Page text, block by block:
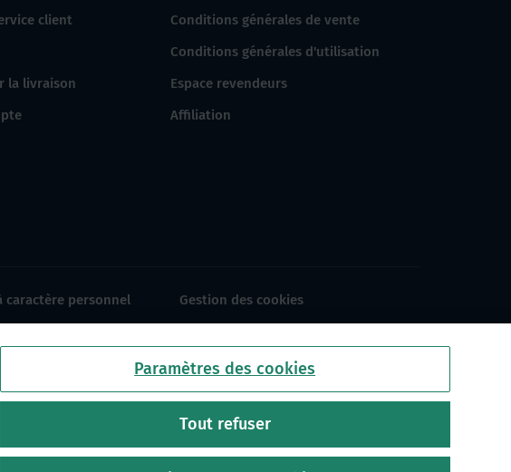
client
la livraison
Conditions générales de vente
Conditions générales d'utilisation
Espace revendeurs
Affiliation
caractère personnel
Gestion des cookies
Paramètres des cookies
Tout refuser